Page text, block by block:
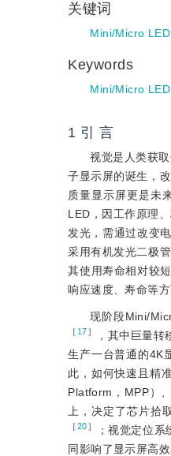
关键词
Mini/Micro LED
Keywords
Mini/Micro LED
1 引 言
视觉是人类获
子显示屏的诞生，
质量显示屏更是未
LED，因工作原理
发光，需通过改变
采用有机发光二极
其使用寿命相对较短
响应速度、寿命等
现阶段Mini/
［ 17］ ，其中巨量
生产一台普通的4K
此，如何快速且精
Platform，MPP）
上，决定了芯片
［20］
；视觉定位
同影响了显示屏高